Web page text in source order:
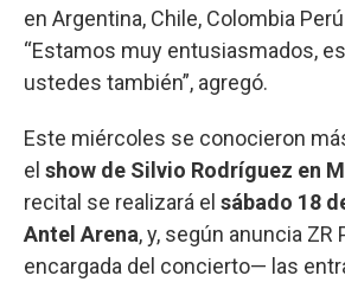
en Argentina, Chile, Colombia
“Estamos muy entusiasmados,
ustedes también”, agregó.
Este miércoles se conocieron
el show de Silvio Rodríguez en
recital se realizará el sábado 18
Antel Arena, y, según anuncia
encargada del concierto— las